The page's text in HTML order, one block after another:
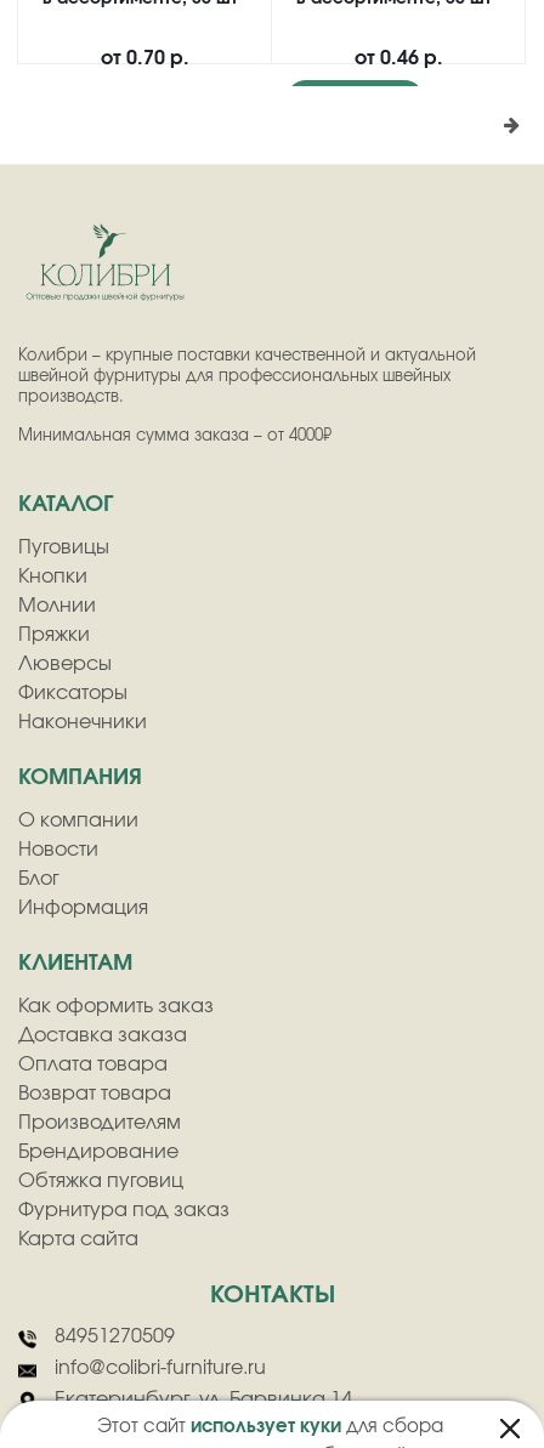
Этот сайт использует куки для сбора
от 0.70 р. от 0.46 р.
Колибри – крупные поставки качественной и актуальной
швейной фурнитуры для профессиональных швейных
производств.
Минимальная сумма заказа – от 4000₽
КАТАЛОГ
Пуговицы
Кнопки
Молнии
Пряжки
Люверсы
Фиксаторы
Наконечники
КОМПАНИЯ
О компании
Новости
Блог
Информация
КЛИЕНТАМ
Как оформить заказ
Доставка заказа
Оплата товара
Возврат товара
Производителям
Брендирование
Обтяжка пуговиц
Фурнитура под заказ
Карта сайта
КОНТАКТЫ
84951270509
info@colibri-furniture.ru
Екатеринбург, ул. Барвинка 14